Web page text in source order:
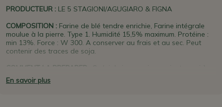
PRODUCTEUR : LE 5 STAGIONI/AGUGIARO & FIGNA
COMPOSITION : Farine de blé tendre enrichie, Farine intégrale
moulue à la pierre. Type 1. Humidité 15,5% maximum. Protéine :
min 13%. Force : W 300. A conserver au frais et au sec. Peut
contenir des traces de soja.
COMMENT LA PREPARER :
Spécial pizza mais convient aussi à
toutes les réalisations aux temps de lévitation moyen à long
(Panettone,Colombe de Pâques
En savoir plus